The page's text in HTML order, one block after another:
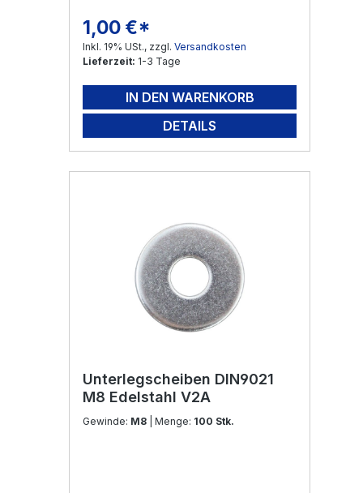
Regulärer Preis:
1,00 €*
Inkl. 19% USt., zzgl. Versandkosten
Lieferzeit: 1-3 Tage
IN DEN WARENKORB
DETAILS
Unterlegscheiben DIN9021
M8 Edelstahl V2A
Gewinde: M8 | Menge: 100 Stk.